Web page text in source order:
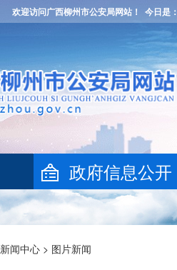
欢迎访问广西柳州市公安局网站！ 今日是：
政府信息公开
新闻中心 > 图片新闻